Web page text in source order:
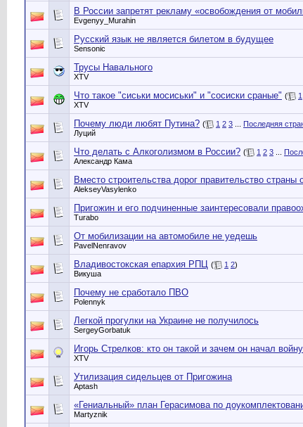
В России запретят рекламу «освобождения от
Evgenyy_Murahin
Русский язык не является билетом в будущее
Sensonic
Трусы Навального
XTV
Что такое "сиськи мосиськи" и "сосиски сраные" ( 1
XTV
Почему люди любят Путина? ( 1 2 3 Последняя
Луций
Что делать с Алкоголизмом в России? ( 1 2 3
Александр Кама
Вместо строительства дорог правительство страны
AlekseyVasylenko
Пригожин и его подчиненные заинтересовали
Turabo
От мобилизации на автомобиле не уедешь
PavelNenravov
Владивостокская епархия РПЦ ( 1 2)
Викуша
Почему не сработало ПВО
Polennyk
Легкой прогулки на Украине не получилось
SergeyGorbatuk
Игорь Стрелков: кто он такой и зачем он начал
XTV
Утилизация сидельцев от Пригожина
Aptash
«Гениальный» план Герасимова по
Martyznik